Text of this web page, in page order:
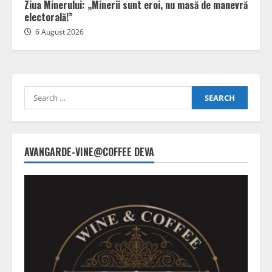
Ziua Minerului: „Minerii sunt eroi, nu masă de manevră
electorală!”
6 August 2026
Search
for:
AVANGARDE-VINE@COFFEE DEVA